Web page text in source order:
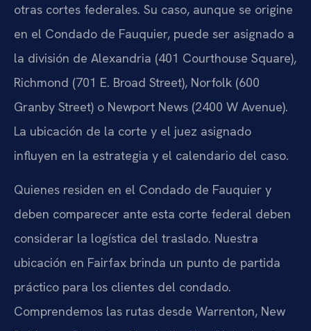
otras cortes federales. Su caso, aunque se origine
en el Condado de Fauquier, puede ser asignado a
la división de Alexandria (401 Courthouse Square),
Richmond (701 E. Broad Street), Norfolk (600
Granby Street) o Newport News (2400 W Avenue).
La ubicación de la corte y el juez asignado
influyen en la estrategia y el calendario del caso.
Quienes residen en el Condado de Fauquier y
deben comparecer ante esta corte federal deben
considerar la logística del traslado. Nuestra
ubicación en Fairfax brinda un punto de partida
práctico para los clientes del condado.
Comprendemos las rutas desde Warrenton, New